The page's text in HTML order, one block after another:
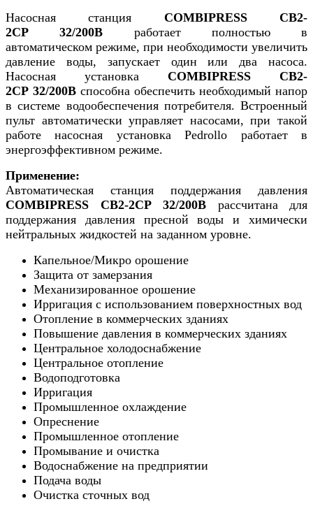
Насосная станция COMBIPRESS CB2-
2CP 32/200B работает полностью в
автоматическом режиме, при необходимости увеличить
давление воды, запускает один или два насоса.
Насосная установка COMBIPRESS CB2-
2CP 32/200B способна обеспечить необходимый напор
в системе водообеспечения потребителя. Встроенный
пульт автоматически управляет насосами, при такой
работе насосная установка Pedrollo работает в
энергоэффективном режиме.
Применение:
Автоматическая станция поддержания давления
COMBIPRESS CB2-2CP 32/200B рассчитана для
поддержания давления пресной воды и химически
нейтральных жидкостей на заданном уровне.
Капельное/Микро орошение
Защита от замерзания
Механизированное орошение
Ирригация с использованием поверхностных вод
Отопление в коммерческих зданиях
Повышение давления в коммерческих зданиях
Центральное холодоснабжение
Центральное отопление
Водоподготовка
Ирригация
Промышленное охлаждение
Опреснение
Промышленное отопление
Промывание и очистка
Водоснабжение на предприятии
Подача воды
Очистка сточных вод